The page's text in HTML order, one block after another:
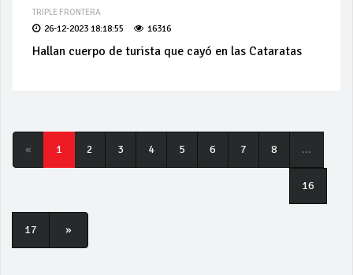
TRIPLE FRONTERA
26-12-2023 18:18:55 16316
Hallan cuerpo de turista que cayó en las Cataratas
« 1 2 3 4 5 6 7 8 ...
16
17 »